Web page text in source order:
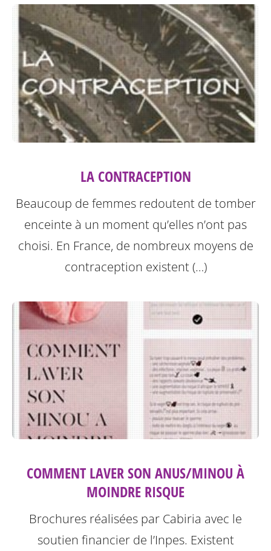
LA CONTRACEPTION
Beaucoup de femmes redoutent de tomber
enceinte à un moment qu’elles n’ont pas
choisi. En France, de nombreux moyens de
contraception existent (…)
COMMENT LAVER SON ANUS/MINOU À
MOINDRE RISQUE
Brochures réalisées par Cabiria avec le
soutien financier de l’Inpes. Existent